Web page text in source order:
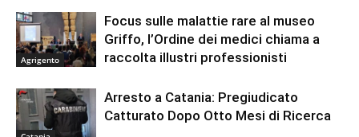
Agrigento
Focus sulle malattie rare al museo
Griffo, l’Ordine dei medici chiama a
raccolta illustri professionisti
Arresto a Catania: Pregiudicato
Catturato Dopo Otto Mesi di Ricerca